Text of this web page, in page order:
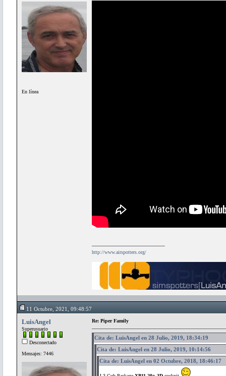
En línea
http://www.airspotters.org/
11 Octubre, 2021, 09:48:57
LuisAngel
Superusuario
Desconectado
Mensajes: 7446
Re: Piper Family
Cita de: LuisAngel en 28 Julio, 2019, 18:34:19
Cita de: LuisAngel en 28 Julio, 2019, 10:14:56
Cita de: LuisAngel en 02 Octubre, 2018, 18:46:17